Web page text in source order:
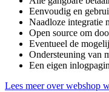
Eenvoudig en
Naadloze integratie
Open source om
Eventueel de
Ondersteuning van
Een eigen
Lees meer over webshop